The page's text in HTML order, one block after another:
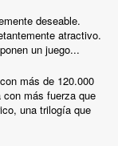
deseable.
atractivo.
un juego...
más de 120.000
más fuerza que
una trilogía que